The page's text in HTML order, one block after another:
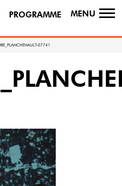
PROGRAMME MENU
07741